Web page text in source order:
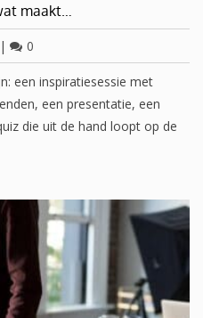
maakt…
| 0
een inspiratiesessie met
een presentatie, een
die uit de hand loopt op de